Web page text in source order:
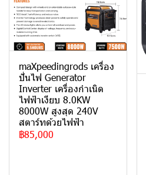
maXpeedingrods เครื่อง
ปั่นไฟ Generator
Inverter เครื่องกำเนิด
ไฟฟ้าเงียบ 8.0KW
8000W สูงสุด 240V
สตาร์ทด้วยไฟฟ้า
฿85,000